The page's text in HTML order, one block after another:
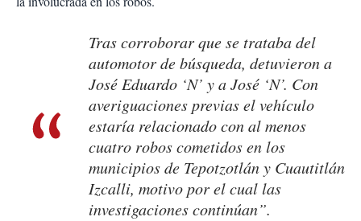
Tras corroborar que se trataba del
automotor de búsqueda, detuvieron a
José Eduardo ‘N’ y a José ‘N’. Con
averiguaciones previas el vehículo
estaría relacionado con al menos
cuatro robos cometidos en los
municipios de Tepotzotlán y Cuautitlán
Izcalli, motivo por el cual las
investigaciones continúan”.